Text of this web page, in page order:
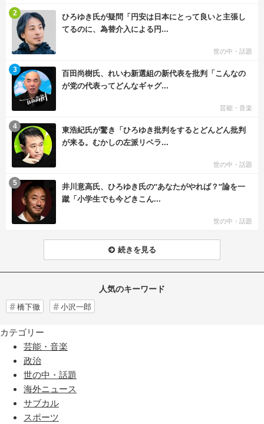
ひろゆき氏が疑問「円安は日本にとって良いと主張し
てるのに、為替介入による円...
世の中・話題
2
百田尚樹氏、れいわ新選組の新代表を批判「こんなの
が党の代表ってどんなギャグ...
芸能・音楽
3
東浩紀氏が驚き「ひろゆき批判をするとどんどん批判
が来る。むかしの左派リベラ...
世の中・話題
4
井川意高氏、ひろゆき氏の“あなたがやれば？”論を一
蹴「小学生でも今どきこん...
世の中・話題
5
続きを見る
人気のキーワード
橋下徹 小沢一郎
カテゴリー
芸能・音楽
政治
世の中・話題
海外ニュース
サブカル
スポーツ